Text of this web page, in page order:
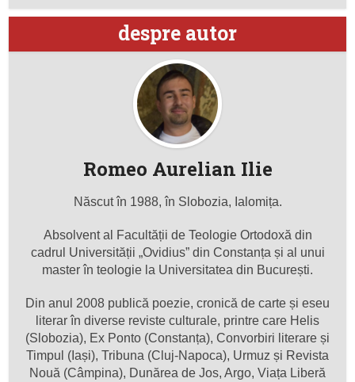
despre autor
Romeo Aurelian Ilie
Născut în 1988, în Slobozia, Ialomița.
Absolvent al Facultății de Teologie Ortodoxă din
cadrul Universității „Ovidius” din Constanța și al unui
master în teologie la Universitatea din București.
Din anul 2008 publică poezie, cronică de carte și eseu
literar în diverse reviste culturale, printre care Helis
(Slobozia), Ex Ponto (Constanța), Convorbiri literare și
Timpul (Iași), Tribuna (Cluj-Napoca), Urmuz și Revista
Nouă (Câmpina), Dunărea de Jos, Argo, Viața Liberă